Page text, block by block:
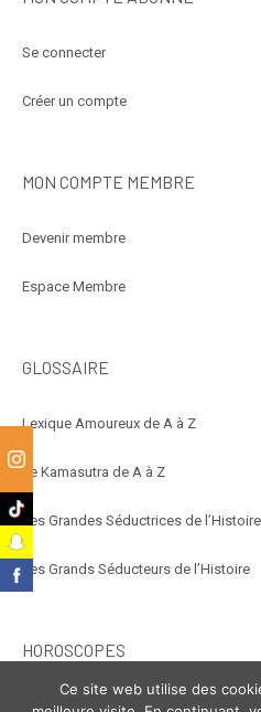
Se connecter
Créer un compte
MON COMPTE MEMBRE
Devenir membre
Espace Membre
GLOSSAIRE
Lexique Amoureux de A à Z
Le Kamasutra de A à Z
Les Grandes Séductrices de l’Histoire
Les Grands Séducteurs de l’Histoire
HOROSCOPES
Éroscope
Ce site web utilise des